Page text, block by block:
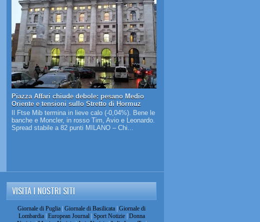
Piazza Affari chiude debole: pesano Medio
Oriente e tensioni sullo Stretto di Hormuz
Il Ftse Mib termina in lieve calo (-0,04%). Bene le
banche e Moncler, in rosso Tim, Avio e Leonardo.
Spread stabile a 82 punti MILANO – Chi...
VISITA I NOSTRI SITI
Giornale di Puglia | Giornale di Basilicata | Giornale di
Lombardia| European Journal| Sport Notizie| Donna